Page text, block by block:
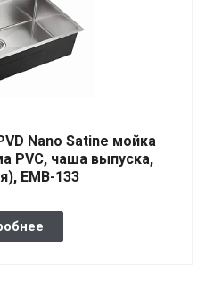
Nano Satine мойка
PVC, чаша выпуска,
EMB-133